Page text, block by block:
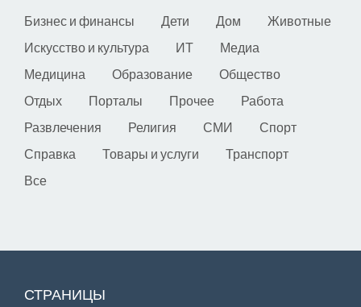
Бизнес и финансы Дети Дом
Животные
Искусство и культура
ИТ
Медиа
Медицина
Образование
Общество
Отдых
Порталы Прочее
Работа
Развлечения
Религия СМИ
Спорт
Справка
Товары и услуги
Транспорт
Все
СТРАНИЦЫ